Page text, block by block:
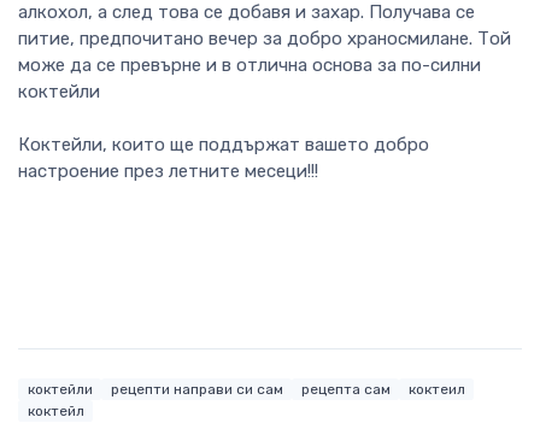
алкохол, а след това се добавя и захар. Получава се
питие, предпочитано вечер за добро храносмилане. Той
може да се превърне и в отлична основа за по-силни
коктейли
Коктейли, които ще поддържат вашето добро
настроение през летните месеци!!!
коктейли рецепти направи си сам рецепта сам
коктеил
коктейл